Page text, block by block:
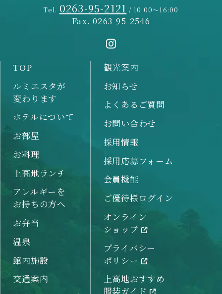
Tel. 0263-95-2121 / 10:00～16:00
Fax. 0263-95-2546
TOP
ルミエスタが
変わります
ホテルについて
お部屋
お料理
上高地ランチ
アレルギーを
お持ちの方へ
お弁当
温泉
館内施設
交通案内
観光案内
お知らせ
よくあるご質問
お問い合わせ
採用情報
採用応募フォーム
会員機能
ご優待様ログイン
オンライン
ショップ
プライバシー
ポリシー
上高地おすすめ
服装ガイド